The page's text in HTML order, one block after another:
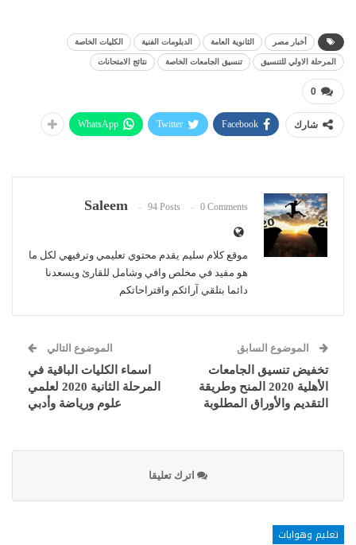
أخبار مصر الثانوية العامة الدبلومات الفنية الكليات الخاصة
المرحلة الاولي للتنسيق تنسيق الجامعات الخاصة نتائج الامتحانات
0
شارك Facebook
Twitter
WhatsApp
Saleem 94 Posts 0 Comments
موقع كلام سليم يقدم محتوي تعليمي وترفيهي لكل ما
هو مفيد في مخلص وافي وشامل للقارئ ويسعدنا
دائما بتلقي آرائكم واقتراحاتكم
الموضوع السابق
تخفيض تنسيق الجامعات
الأهلية 2020 المنح وطريقة
التقديم والأوراق المطلوبة
الموضوع التالي
اسماء الكليات الباقية في
المرحلة الثانية 2020 لعلمي
علوم ورياضة وأدبي
اترك تعليقا
تعليم وهوايات